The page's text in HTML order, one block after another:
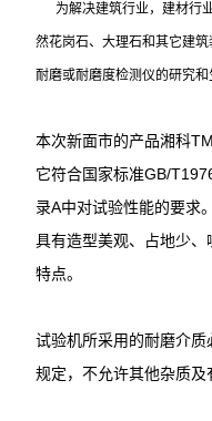
元素分析仪
数显式抗折仪
快速升温电炉
多孔陶瓷工程陶瓷
玻璃检测仪器
为解决建筑行业，建材行
然花岗石、大理石和其它建
耐磨或耐磨度检测仪的研究和
本次新面市的产品湘科
它符合国家标准GB/
录A中对试验性能的要求
具有造型美观、占地少
特点。
试验机所采用的耐磨介
规定，不允许其他杂质及